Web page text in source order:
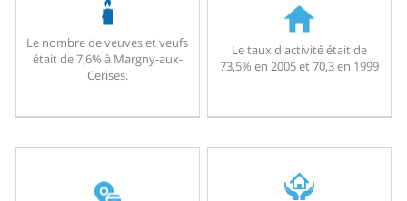
Le nombre de veuves et veufs
était de 7,6% à Margny-aux-
Cerises.
Le taux d'activité était de
73,5% en 2005 et 70,3 en 1999